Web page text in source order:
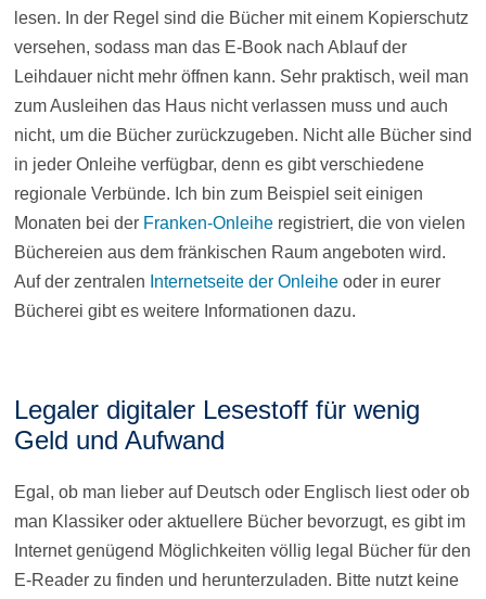
lesen. In der Regel sind die Bücher mit einem Kopierschutz
versehen, sodass man das E-Book nach Ablauf der
Leihdauer nicht mehr öffnen kann. Sehr praktisch, weil man
zum Ausleihen das Haus nicht verlassen muss und auch
nicht, um die Bücher zurückzugeben. Nicht alle Bücher sind
in jeder Onleihe verfügbar, denn es gibt verschiedene
regionale Verbünde. Ich bin zum Beispiel seit einigen
Monaten bei der Franken-Onleiheregistriert, die von vielen
Büchereien aus dem fränkischen Raum angeboten wird.
Auf der zentralen Internetseite der Onleiheoder in eurer
Bücherei gibt es weitere Informationen dazu.
Legaler digitaler Lesestoff für wenig
Geld und Aufwand
Egal, ob man lieber auf Deutsch oder Englisch liest oder ob
man Klassiker oder aktuellere Bücher bevorzugt, es gibt im
Internet genügend Möglichkeiten völlig legal Bücher für den
E-Reader zu finden und herunterzuladen. Bitte nutzt keine